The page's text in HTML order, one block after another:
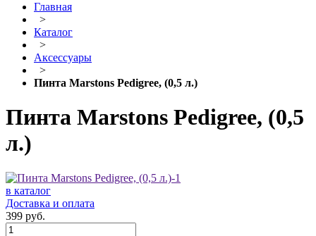
Главная
>
Каталог
>
Аксессуары
>
Пинта Marstons Pedigree, (0,5 л.)
Пинта Marstons Pedigree, (0,5
л.)
в каталог
Доставка и оплата
399 руб.